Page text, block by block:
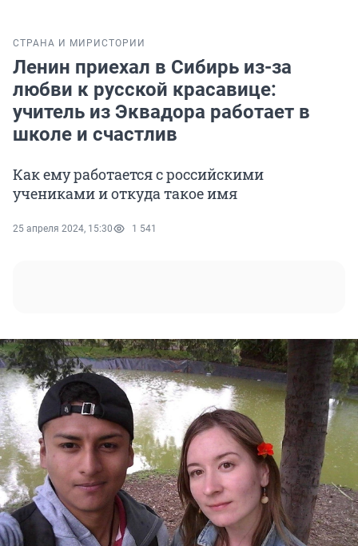
СТРАНА И МИР ИСТОРИИ
Ленин приехал в Сибирь из-за
любви к русской красавице:
учитель из Эквадора работает в
школе и счастлив
Как ему работается с российскими
учениками и откуда такое имя
25 апреля 2024, 15:30 1 541